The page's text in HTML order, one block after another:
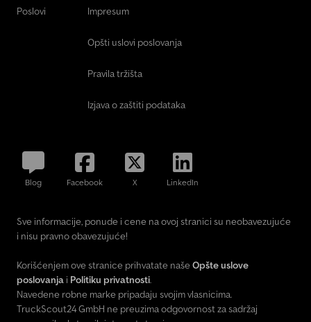
Poslovi Impresum
Opšti uslovi poslovanja
Pravila tržišta
Izjava o zaštiti podataka
Blog Facebook X LinkedIn
Sve informacije, ponude i cene na ovoj stranici su neobavezujuće
i nisu pravno obavezujuće!
Korišćenjem ove stranice prihvatate naše Opšte uslove
poslovanja i Politiku privatnosti.
Navedene robne marke pripadaju svojim vlasnicima.
TruckScout24 GmbH ne preuzima odgovornost za sadržaj